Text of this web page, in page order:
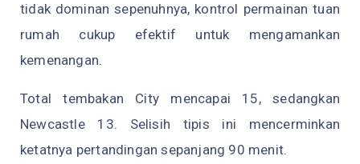
tidak dominan sepenuhnya, kontrol permainan tuan
rumah cukup efektif untuk mengamankan
kemenangan.
Total tembakan City mencapai 15, sedangkan
Newcastle 13. Selisih tipis ini mencerminkan
ketatnya pertandingan sepanjang 90 menit.